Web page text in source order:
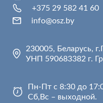
+375 29 582 41 60
info@osz.by
230005, Беларусь,
УНП 590683382 г.
Пн-Пт с 8:30 до
Сб,Вс – выходной.